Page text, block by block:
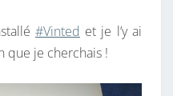
#Vinted et je l’y ai
que je cherchais !